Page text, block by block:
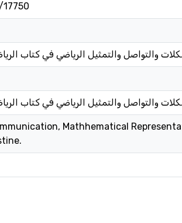
والتواصل والتمثيل الرياضي في كتاب
والتواصل والتمثيل الرياضي في كتاب
Mathhematical